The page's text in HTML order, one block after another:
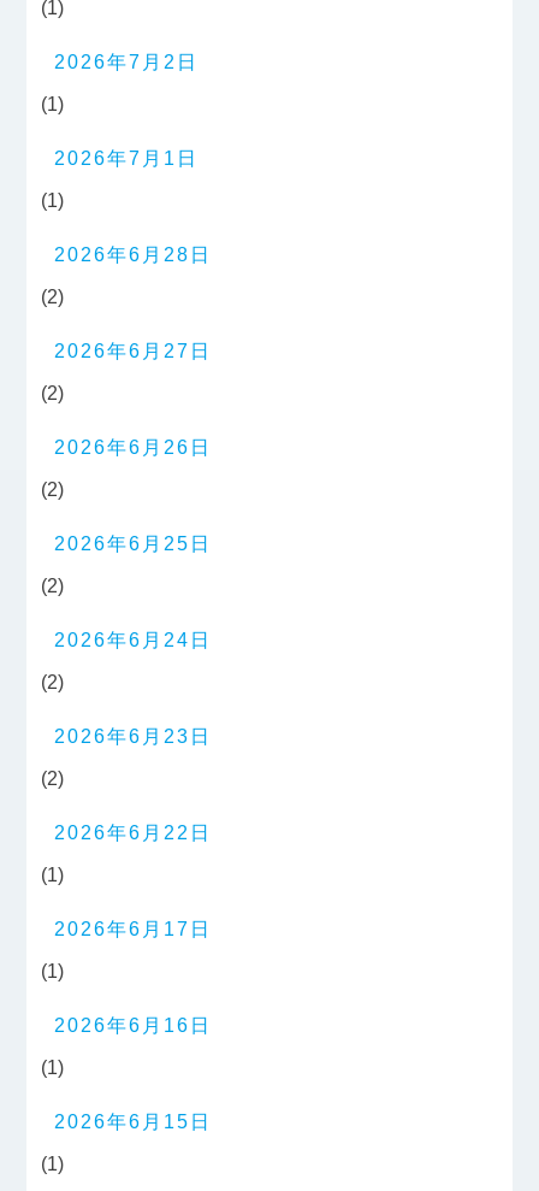
(1)
2026年7月2日
(1)
2026年7月1日
(1)
2026年6月28日
(2)
2026年6月27日
(2)
2026年6月26日
(2)
2026年6月25日
(2)
2026年6月24日
(2)
2026年6月23日
(2)
2026年6月22日
(1)
2026年6月17日
(1)
2026年6月16日
(1)
2026年6月15日
(1)